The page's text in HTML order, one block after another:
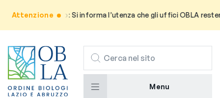
Attenzione
Avviso: Si informa l’utenza che gli uffici OBLA
CERCA
Menu